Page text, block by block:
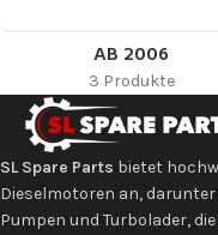
AB 2006
3 Produkte
SL Spare Parts bietet
Dieselmotoren an,
Pumpen und Turbolader,
Ich stimme der